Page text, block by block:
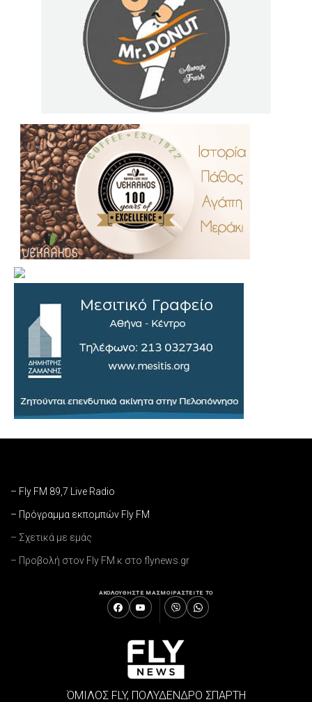
– Fly FM 89,7 Live Radio
– Πρόγραμμα εκπομπών Fly FM
– Σχετικά με εμάς
– Προβολή στον Fly FM κ στο flynews.gr
ΑΚΟΛΟΥΘΗΣΤΕ ΜΑΣΜΟΙΡΑΣΤΕΙΤΕ ΤΟ
ΌΜΙΛΟΣ FLY, ΠΟΛΥΔΕΝΔΡΟ ΣΠΑΡΤΗ